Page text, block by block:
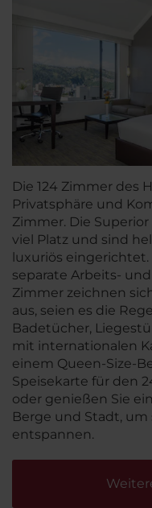
Die 124 Zimmer des
Privatsphäre und
Zimmer. Die
viel Platz und sind
luxuriös
separate Arbeits-
Zimmer zeichnen
aus, seien es die
Badetücher,
mit internationalen
einem Queen-Size-
Speisekarte für den
oder genießen Sie
Berge und Stadt, um
entspannen.